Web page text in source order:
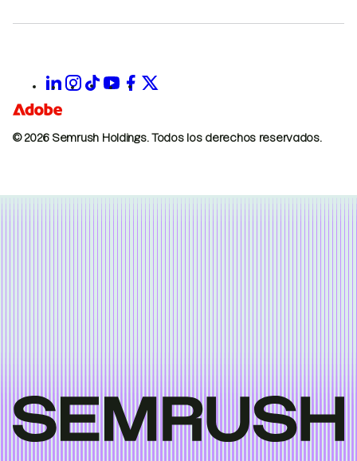
© 2026 Semrush Holdings. Todos los derechos reservados.